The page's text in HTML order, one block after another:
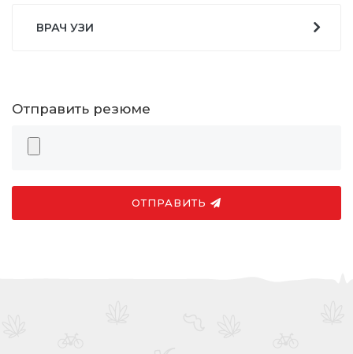
ВРАЧ УЗИ
Отправить резюме
ОТПРАВИТЬ